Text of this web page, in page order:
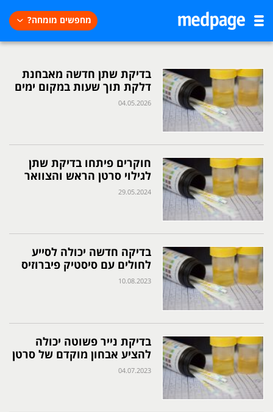
מחפשים מומחה?
בדיקת שתן חדשה מאבחנת
דלקת תוך שעות במקום ימים
04.05.2026
חוקרים פיתחו בדיקת שתן
לגילוי סרטן הראש והצוואר
29.05.2024
בדיקה חדשה יכולה לסייע
לחולים עם סיסטיק פיברוזיס
10.08.2023
בדיקת נייר פשוטה יכולה
להציע אבחון מוקדם של סרטן
04.07.2023